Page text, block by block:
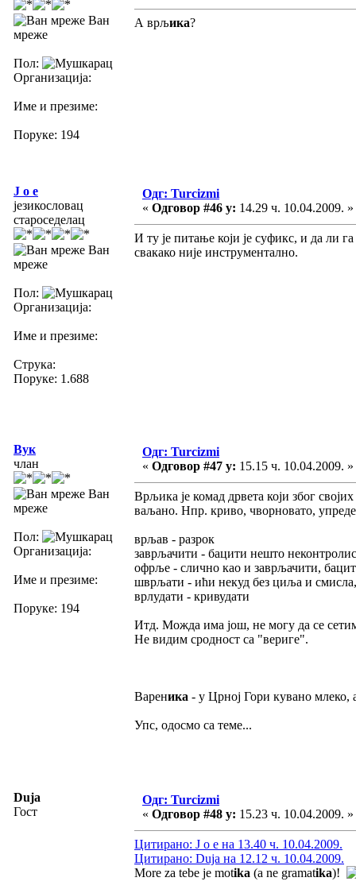
Ван
мреже
Пол:
Организација:
Име и презиме:
Поруке: 194
А врљика?
J o e
језикословац
староседелац
Ван
мреже
Пол:
Организација:
Име и презиме:
Струка:
Поруке: 1.688
Одг: Turcizmi
« Одговор #46 у: 14.29 ч. 10.04.2009. »
И ту је питање који је суфикс, и да ли
свакако није инструментално.
Вук
члан
Ван
мреже
Пол:
Организација:
Име и презиме:
Поруке: 194
Одг: Turcizmi
« Одговор #47 у: 15.15 ч. 10.04.2009. »
Врљика је комад дрвета који због
ваљано. Нпр. криво, чворновато,
врљав - разрок
заврљачити - бацити нешто
офрље - слично као и заврљачити,
шврљати - ићи некуд без циља и
врлудати - кривудати
Итд. Можда има још, не могу да се
Не видим сродност са "вериге".
Вареника - у Црној Гори кувано млеко,
Упс, одосмо са теме...
Duja
Гост
Одг: Turcizmi
« Одговор #48 у: 15.23 ч. 10.04.2009. »
Цитирано: J o e на 13.40 ч. 10.04.2009.
Цитирано: Duja на 12.12 ч. 10.04.2009.
More za tebe je motika (a ne gramatika)!